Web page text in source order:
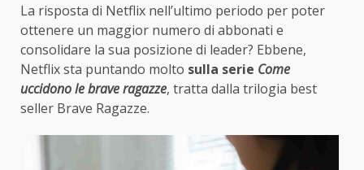
La risposta di Netflix nell’ultimo periodo per poter
ottenere un maggior numero di abbonati e
consolidare la sua posizione di leader? Ebbene,
Netflix sta puntando molto sulla serie Come
uccidono le brave ragazze, tratta dalla trilogia best
seller Brave Ragazze.